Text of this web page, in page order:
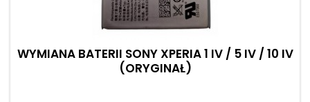
WYMIANA BATERII SONY XPERIA 1 IV / 5 IV / 10 IV
(ORYGINAŁ)